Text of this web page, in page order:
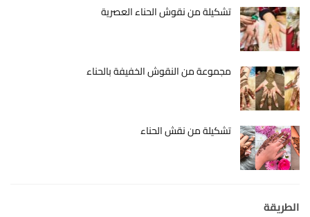
تشكيلة من نقوش الحناء العصرية
مجموعة من النقوش الخفيفة بالحناء
تشكيلة من نقش الحناء
الطريقة